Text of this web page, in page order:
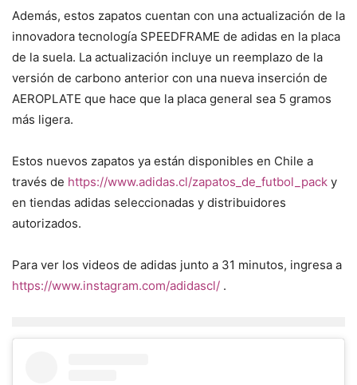
Además, estos zapatos cuentan con una actualización de la
innovadora tecnología SPEEDFRAME de adidas en la placa
de la suela. La actualización incluye un reemplazo de la
versión de carbono anterior con una nueva inserción de
AEROPLATE que hace que la placa general sea 5 gramos
más ligera.
Estos nuevos zapatos ya están disponibles en Chile a
través de https://www.adidas.cl/zapatos_de_futbol_pack y
en tiendas adidas seleccionadas y distribuidores
autorizados.
Para ver los videos de adidas junto a 31 minutos, ingresa a
https://www.instagram.com/adidascl/ .